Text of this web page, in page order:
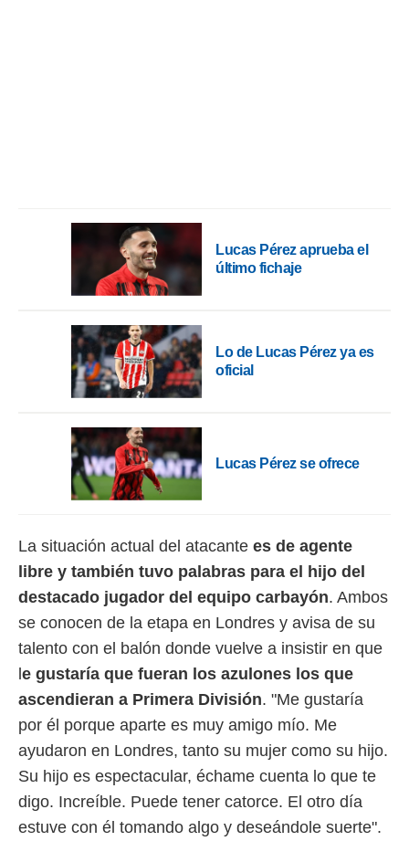
contenido
de la
el
de
a través
de
de
de
uso de
con el
Lucas Pérez aprueba el
último fichaje
Lo de Lucas Pérez ya es
oficial
Lucas Pérez se ofrece
La situación actual del atacante es de agente
libre y también tuvo palabras para el hijo del
destacado jugador del equipo carbayón. Ambos
se conocen de la etapa en Londres y avisa de su
talento con el balón donde vuelve a insistir en que
e gustaría que fueran los azulones los que
ascendieran a Primera División. "Me gustaría
por él porque aparte es muy amigo mío. Me
ayudaron en Londres, tanto su mujer como su hijo.
Su hijo es espectacular, échame cuenta lo que te
digo. Increíble. Puede tener catorce. El otro día
estuve con él tomando algo y deseándole suerte".